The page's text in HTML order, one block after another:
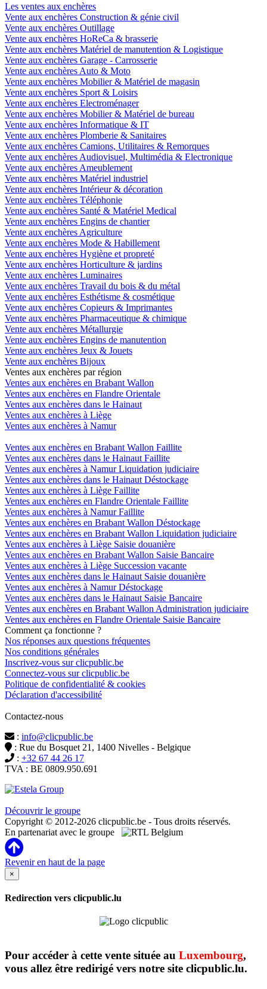
Les ventes aux enchères
Vente aux enchères Construction & génie civil
Vente aux enchères Outillage
Vente aux enchères HoReCa & brasserie
Vente aux enchères Matériel de manutention & Logistique
Vente aux enchères Garage - Carrosserie
Vente aux enchères Auto & Moto
Vente aux enchères Mobilier & Matériel de magasin
Vente aux enchères Sport & Loisirs
Vente aux enchères Electroménager
Vente aux enchères Mobilier & Matériel de bureau
Vente aux enchères Informatique & IT
Vente aux enchères Plomberie & Sanitaires
Vente aux enchères Camions, Utilitaires & Remorques
Vente aux enchères Audiovisuel, Multimédia & Electronique
Vente aux enchères Ameublement
Vente aux enchères Matériel industriel
Vente aux enchères Intérieur & décoration
Vente aux enchères Téléphonie
Vente aux enchères Santé & Matériel Medical
Vente aux enchères Engins de chantier
Vente aux enchères Agriculture
Vente aux enchères Mode & Habillement
Vente aux enchères Hygiène et propreté
Vente aux enchères Horticulture & jardins
Vente aux enchères Luminaires
Vente aux enchères Travail du bois & du métal
Vente aux enchères Esthétisme & cosmétique
Vente aux enchères Copieurs & Imprimantes
Vente aux enchères Pharmaceutique & chimique
Vente aux enchères Métallurgie
Vente aux enchères Engins de manutention
Vente aux enchères Jeux & Jouets
Vente aux enchères Bijoux
Ventes aux enchères par région
Ventes aux enchères en Brabant Wallon
Ventes aux enchères en Flandre Orientale
Ventes aux enchères dans le Hainaut
Ventes aux enchères à Liège
Ventes aux enchères à Namur
Ventes aux enchères en Brabant Wallon Faillite
Ventes aux enchères dans le Hainaut Faillite
Ventes aux enchères à Namur Liquidation judiciaire
Ventes aux enchères dans le Hainaut Déstockage
Ventes aux enchères à Liège Faillite
Ventes aux enchères en Flandre Orientale Faillite
Ventes aux enchères à Namur Faillite
Ventes aux enchères en Brabant Wallon Déstockage
Ventes aux enchères en Brabant Wallon Liquidation judiciaire
Ventes aux enchères à Liège Saisie douanière
Ventes aux enchères en Brabant Wallon Saisie Bancaire
Ventes aux enchères à Liège Succession vacante
Ventes aux enchères dans le Hainaut Saisie douanière
Ventes aux enchères à Namur Déstockage
Ventes aux enchères dans le Hainaut Saisie Bancaire
Ventes aux enchères en Brabant Wallon Administration judiciaire
Ventes aux enchères en Flandre Orientale Saisie Bancaire
Comment ça fonctionne ?
Nos réponses aux questions fréquentes
Nos conditions générales
Inscrivez-vous sur clicpublic.be
Connectez-vous sur clicpublic.be
Politique de confidentialité & cookies
Déclaration d'accessibilité
Contactez-nous
: info@clicpublic.be
: Rue du Bosquet 21, 1400 Nivelles - Belgique
: +32 67 44 26 17
TVA : BE 0809.950.691
Découvrir le groupe
Copyright © 2012-2026 clicpublic.be - Tous droits réservés.
En partenariat avec le groupe
Revenir en haut de la page
×
Redirection vers clicpublic.lu
Pour accéder à cette vente située au Luxembourg,
vous allez être redirigé vers notre site clicpublic.lu.